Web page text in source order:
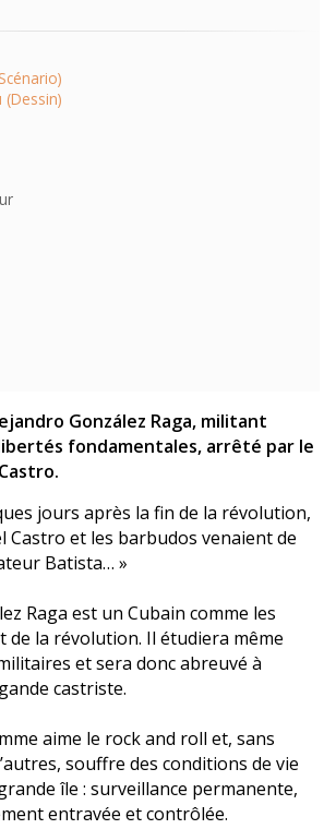
González Raga, militant
fondamentales, arrêté par le
jours après la fin de la révolution,
Castro et les barbudos venaient de
Batista… »
Raga est un Cubain comme les
de la révolution. Il étudiera même
et sera donc abreuvé à
castriste.
aime le rock and roll et, sans
souffre des conditions de vie
île : surveillance permanente,
entravée et contrôlée.